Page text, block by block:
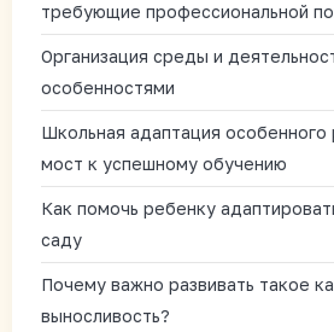
требующие профессиональной
Организация среды и
особенностями
Школьная адаптация
мост к успешному обучению
Как помочь ребенку
саду
Почему важно развивать такое
выносливость?